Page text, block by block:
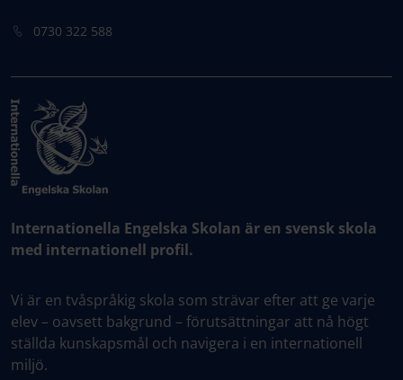
0730 322 588
Internationella Engelska Skolan är en svensk skola
med internationell profil.
Vi är en tvåspråkig skola som strävar efter att ge varje
elev – oavsett bakgrund – förutsättningar att nå högt
ställda kunskapsmål och navigera i en internationell
miljö.